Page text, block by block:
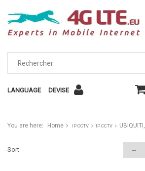
LANGUAGE DEVISE
You are here: Home IP CCTV IP CCTV
Sort